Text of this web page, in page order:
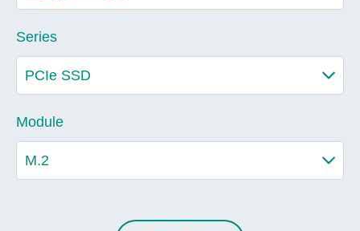
Series
Module